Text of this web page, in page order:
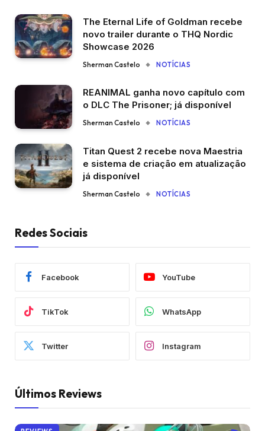
The Eternal Life of Goldman recebe
novo trailer durante o THQ Nordic
Showcase 2026
Sherman Castelo NOTÍCIAS
REANIMAL ganha novo capítulo com
o DLC The Prisoner; já disponível
Sherman Castelo NOTÍCIAS
Titan Quest 2 recebe nova Maestria
e sistema de criação em atualização
já disponível
Sherman Castelo NOTÍCIAS
Redes Sociais
Facebook YouTube
TikTok WhatsApp
Twitter Instagram
Últimos Reviews